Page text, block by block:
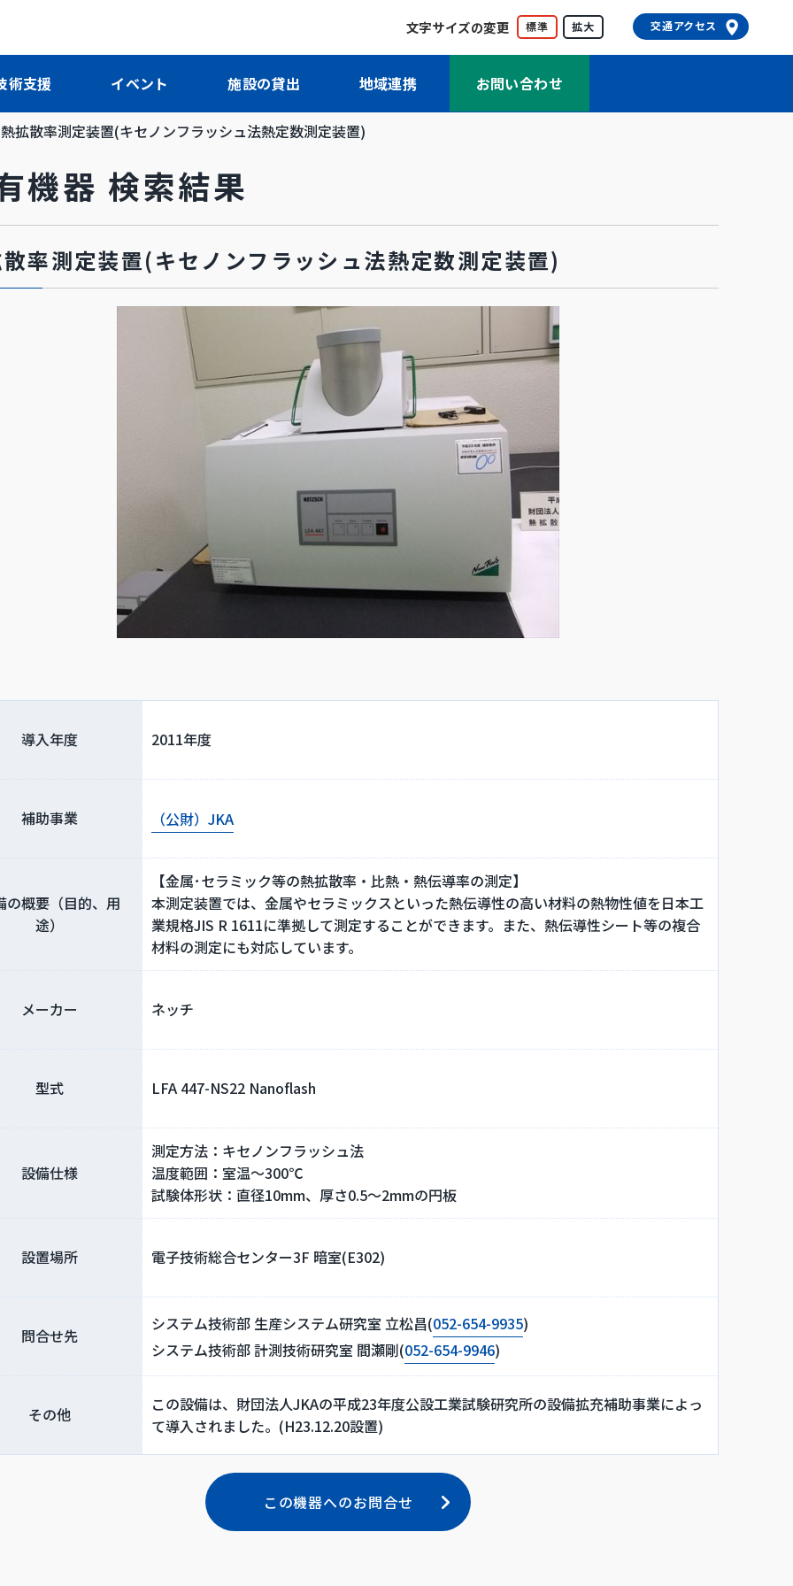
文字サイズの変更 標準 拡大 交通アクセス
術支援 イベント 施設の貸出 地域連携 お問い合わせ
熱拡散率測定装置(キセノンフラッシュ法熱定数測定装置)
有機器 検索結果
率測定装置(キセノンフラッシュ法熱定数測定装置)
導入年度 2011年度
補助事業 （公財）JKA
の概要（目的、用
途）
【金属･セラミック等の熱拡散率・比熱・熱伝導率の測定】
本測定装置では、金属やセラミックスといった熱伝導性の高い材料の熱物性値を日本工
業規格JIS R 1611に準拠して測定することができます。また、熱伝導性シート等の複合
材料の測定にも対応しています。
メーカー ネッチ
型式 LFA 447-NS22 Nanoflash
設備仕様
測定方法：キセノンフラッシュ法
温度範囲：室温～300℃
試験体形状：直径10mm、厚さ0.5～2mmの円板
設置場所 電子技術総合センター3F 暗室(E302)
問合せ先
システム技術部 生産システム研究室 立松昌(052-654-9935)
システム技術部 計測技術研究室 間瀬剛(052-654-9946)
その他
この設備は、財団法人JKAの平成23年度公設工業試験研究所の設備拡充補助事業によっ
て導入されました。(H23.12.20設置)
この機器へのお問合せ